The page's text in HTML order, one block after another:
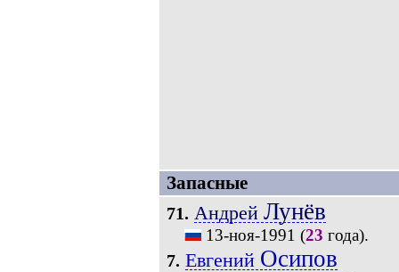
Запасные
71. Андрей Лунёв
13-ноя-1991 (23 года).
7. Евгений Осипов